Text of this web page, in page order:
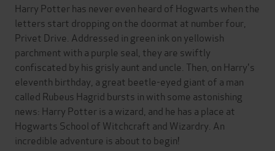
Harry Potter has never even heard of Hogwarts when the
letters start dropping on the doormat at number four,
Privet Drive. Addressed in green ink on yellowish
parchment with a purple seal, they are swiftly
confiscated by his grisly aunt and uncle. Then, on Harry's
eleventh birthday, a great beetle-eyed giant of a man
called Rubeus Hagrid bursts in with some astonishing
news: Harry Potter is a wizard, and he has a place at
Hogwarts School of Witchcraft and Wizardry. An